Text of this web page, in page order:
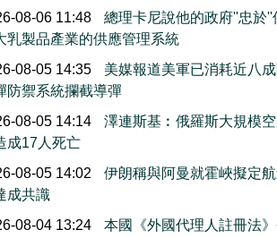
08-06 11:48
總理卡尼說他的政府''忠於''
乳製品產業的供應管理系統
08-05 14:35
美媒報道美軍已消耗近八
防禦系統攔截導彈
08-05 14:14
澤連斯基︰俄羅斯大規模
成17人死亡
08-05 14:02
伊朗稱與阿曼就霍峽擬定
成共識
08-04 13:24
本國《外國代理人註冊法